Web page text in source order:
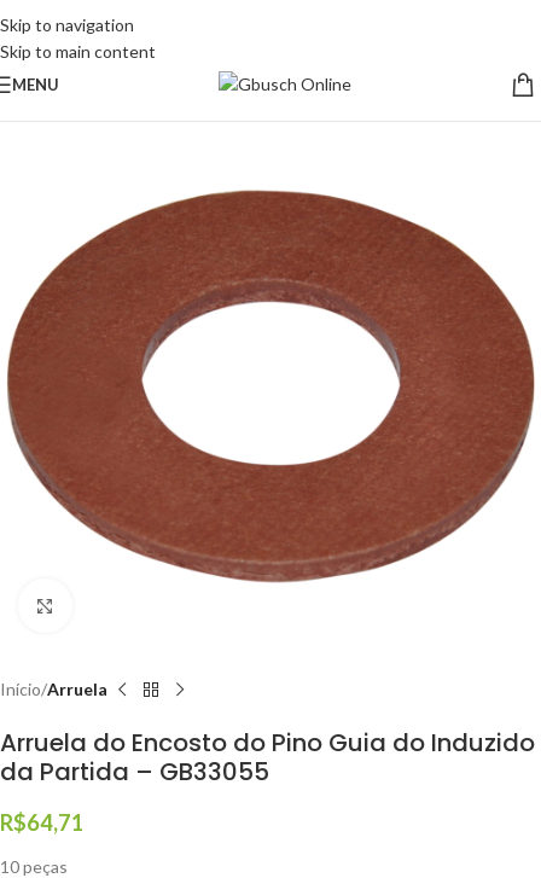
Skip to navigation
Skip to main content
MENU
Início Arruela
Arruela do Encosto do Pino Guia do Induzido
da Partida – GB33055
R$64,71
10 peças